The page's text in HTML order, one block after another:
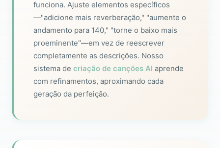
funciona. Ajuste elementos específicos
—"adicione mais reverberação," "aumente o
andamento para 140," "torne o baixo mais
proeminente"—em vez de reescrever
completamente as descrições. Nosso
sistema de criação de canções AI aprende
com refinamentos, aproximando cada
geração da perfeição.